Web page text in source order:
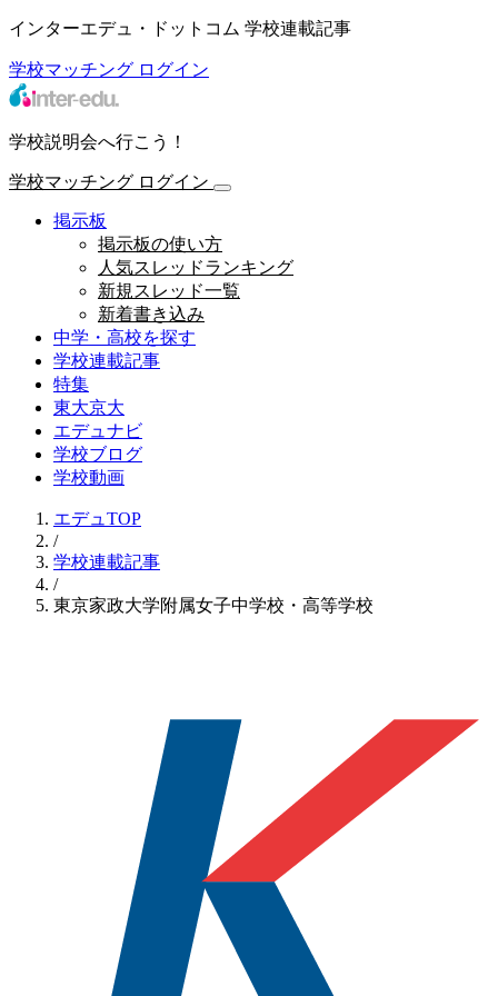
インターエデュ・ドットコム 学校連載記事
学校マッチング ログイン
学校説明会へ行こう！
学校マッチング ログイン
掲示板
掲示板の使い方
人気スレッドランキング
新規スレッド一覧
新着書き込み
中学・高校を探す
学校連載記事
特集
東大京大
エデュナビ
学校ブログ
学校動画
エデュTOP
/
学校連載記事
/
東京家政大学附属女子中学校・高等学校